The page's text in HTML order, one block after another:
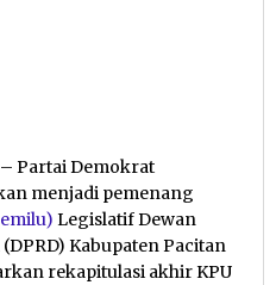
– Partai Demokrat
menjadi pemenang
Legislatif Dewan
Kabupaten Pacitan
rekapitulasi akhir KPU